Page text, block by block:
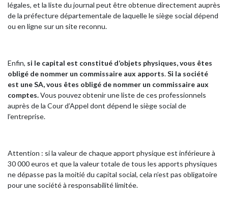
légales, et la liste du journal peut être obtenue directement auprès
de la préfecture départementale de laquelle le siège social dépend
ou en ligne sur un site reconnu.
Enfin, si le capital est constitué d’objets physiques, vous êtes
obligé de nommer un commissaire aux apports.Si la société
est une SA, vous êtes obligé de nommer un commissaire aux
comptes.Vous pouvez obtenir une liste de ces professionnels
auprès de la Cour d’Appel dont dépend le siège social de
l’entreprise.
Attention : si la valeur de chaque apport physique est inférieure à
30 000 euros et que la valeur totale de tous les apports physiques
ne dépasse pas la moitié du capital social, cela n’est pas obligatoire
pour une société à responsabilité limitée.